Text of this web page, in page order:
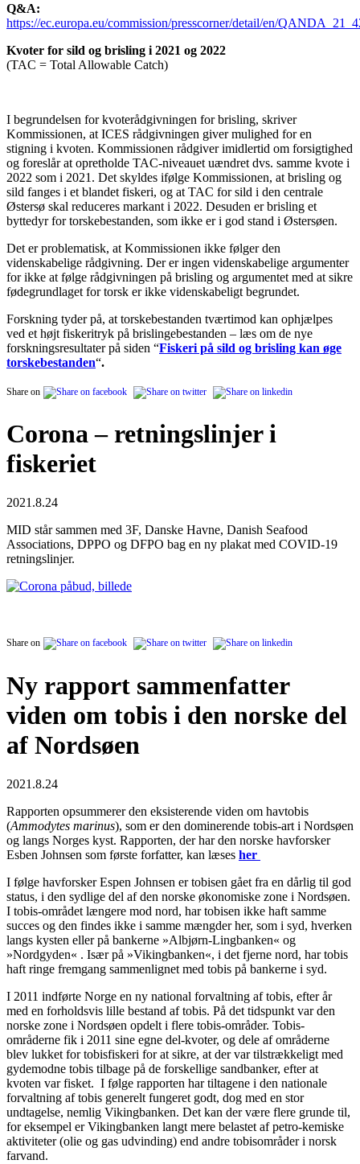
Q&A:
https://ec.europa.eu/commission/presscorner/detail/en/
Kvoter for sild og brisling i 2021 og 2022
(TAC = Total Allowable Catch)
I begrundelsen for kvoterådgivningen for brisling, skriver
Kommissionen, at ICES rådgivningen giver mulighed for en
stigning i kvoten. Kommissionen rådgiver imidlertid om forsigtighed
og foreslår at opretholde TAC-niveauet uændret dvs. samme kvote i
2022 som i 2021. Det skyldes ifølge Kommissionen, at brisling og
sild fanges i et blandet fiskeri, og at TAC for sild i den centrale
Østersø skal reduceres markant i 2022. Desuden er brisling et
byttedyr for torskebestanden, som ikke er i god stand i Østersøen.
Det er problematisk, at Kommissionen ikke følger den
videnskabelige rådgivning. Der er ingen videnskabelige argumenter
for ikke at følge rådgivningen på brisling og argumentet med at sikre
fødegrundlaget for torsk er ikke videnskabeligt begrundet.
Forskning tyder på, at torskebestanden tværtimod kan ophjælpes
ved et højt fiskeritryk på brislingebestanden – læs om de nye
forskningsresultater på siden “Fiskeri på sild og brisling kan øge
torskebestanden“.
Share on
Corona – retningslinjer i
fiskeriet
2021.8.24
MID står sammen med 3F, Danske Havne, Danish Seafood
Associations, DPPO og DFPO bag en ny plakat med COVID-19
retningslinjer.
Share on
Ny rapport sammenfatter
viden om tobis i den norske del
af Nordsøen
2021.8.24
Rapporten opsummerer den eksisterende viden om havtobis
(Ammodytes marinus), som er den dominerende tobis-art i Nordsøen
og langs Norges kyst. Rapporten, der har den norske havforsker
Esben Johnsen som første forfatter, kan læses her
I følge havforsker Espen Johnsen er tobisen gået fra en dårlig til god
status, i den sydlige del af den norske økonomiske zone i Nordsøen.
I tobis-området længere mod nord, har tobisen ikke haft samme
succes og den findes ikke i samme mængder her, som i syd, hverken
langs kysten eller på bankerne »Albjørn-Lingbanken« og
»Nordgyden« . Især på »Vikingbanken«, i det fjerne nord, har tobis
haft ringe fremgang sammenlignet med tobis på bankerne i syd.
I 2011 indførte Norge en ny national forvaltning af tobis, efter år
med en forholdsvis lille bestand af tobis. På det tidspunkt var den
norske zone i Nordsøen opdelt i flere tobis-områder. Tobis-
områderne fik i 2011 sine egne del-kvoter, og dele af områderne
blev lukket for tobisfiskeri for at sikre, at der var tilstrækkeligt med
gydemodne tobis tilbage på de forskellige sandbanker, efter at
kvoten var fisket. I følge rapporten har tiltagene i den nationale
forvaltning af tobis generelt fungeret godt, dog med en stor
undtagelse, nemlig Vikingbanken. Det kan der være flere grunde til,
for eksempel er Vikingbanken langt mere belastet af petro-kemiske
aktiviteter (olie og gas udvinding) end andre tobisområder i norsk
farvand.